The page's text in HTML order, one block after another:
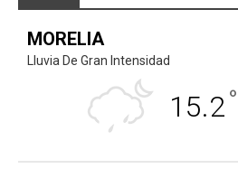
MORELIA
Lluvia De Gran Intensidad
15.2°